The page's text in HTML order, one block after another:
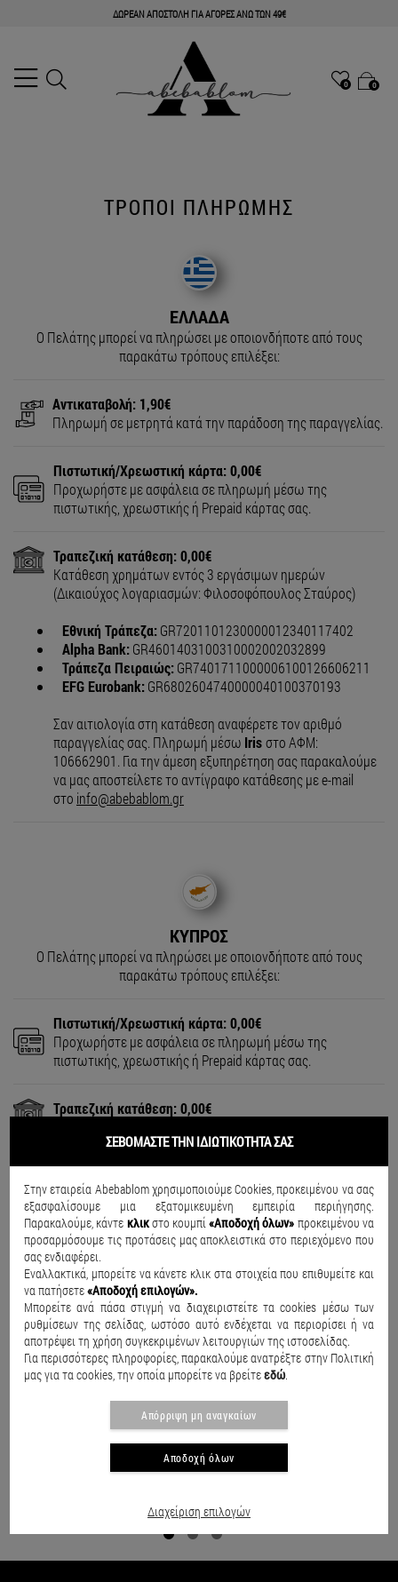
ΔΩΡΕΑΝ ΑΠΟΣΤΟΛΗ ΓΙΑ ΑΓΟΡΕΣ ΑΝΩ ΤΩΝ 49€
0 0
ΤΡΌΠΟΙ ΠΛΗΡΩΜΉΣ
ΕΛΛΑΔΑ
Ο Πελάτης μπορεί να πληρώσει με οποιονδήποτε από τους
παρακάτω τρόπους επιλέξει:
Αντικαταβολή: 1,90€
Πληρωμή σε μετρητά κατά την παράδοση της παραγγελίας.
Πιστωτική/Χρεωστική κάρτα: 0,00€
Προχωρήστε με ασφάλεια σε πληρωμή μέσω της
πιστωτικής, χρεωστικής ή Prepaid κάρτας σας.
Τραπεζική κατάθεση: 0,00€
Κατάθεση χρημάτων εντός 3 εργάσιμων ημερών
(Δικαιούχος λογαριασμών: Φιλοσοφόπουλος Σταύρος)
Εθνική Τράπεζα:GR7201101230000012340117402
Alpha Bank:GR4601403100310002002032899
Τράπεζα Πειραιώς:GR7401711000006100126606211
EFG Eurobank:GR6802604740000040100370193
Σαν αιτιολογία στη κατάθεση αναφέρετε τον αριθμό
παραγγελίας σας. Πληρωμή μέσω Irisστο ΑΦΜ:
106662901. Για την άμεση εξυπηρέτηση σας παρακαλούμε
να μας αποστείλετε το αντίγραφο κατάθεσης με e-mail
στο info@abebablom.gr
ΚΥΠΡΟΣ
Ο Πελάτης μπορεί να πληρώσει με οποιονδήποτε από τους
παρακάτω τρόπους επιλέξει:
Πιστωτική/Χρεωστική κάρτα: 0,00€
Προχωρήστε με ασφάλεια σε πληρωμή μέσω της
πιστωτικής, χρεωστικής ή Prepaid κάρτας σας.
Τραπεζική κατάθεση: 0,00€
(Δικαιούχος λογαριασμών: Φιλοσοφόπουλος Σταύρος)
Εθνική Τράπεζα:GR7201101230000012340117402
Alpha Bank:GR4601403100310002002032899
Τράπεζα Πειραιώς:GR7401711000006100126606211
EFG Eurobank:GR6802604740000040100370193
Σαν αιτιολογία στη κατάθεση αναφέρετε τον αριθμό
παραγγελίας σας. Πληρωμή μέσω
106662901. Για την άμεση εξυπηρέτηση σας παρακαλούμε
να μας αποστείλετε το αντίγραφο κατάθεσης με e-mail
στοinfo@abebablom.gr
ΔΩΡΕΑΝ ΑΠΟΣΤΟΛΗ ΓΙΑ ΑΓΟΡΕΣ
ΣΕΒΟΜΑΣΤΕ ΤΗΝ ΙΔΙΩΤΙΚΟΤΗΤΑ ΣΑΣ
Στην εταιρεία Abebablom χρησιμοποιούμε Cookies, προκειμένου να σας
εξασφαλίσουμε μια εξατομικευμένη εμπειρία περιήγησης.
Παρακαλούμε, κάντε κλικστο κουμπί«Αποδοχή όλων» προκειμένου να
προσαρμόσουμε τις προτάσεις μας αποκλειστικά στο περιεχόμενο που
σας ενδιαφέρει.
Εναλλακτικά, μπορείτε να κάνετε κλικ στα στοιχεία που επιθυμείτε και
να πατήσετε«Αποδοχή επιλογών».
Μπορείτε ανά πάσα στιγμή να διαχειριστείτε τα cookies μέσω των
ρυθμίσεων της σελίδας, ωστόσο αυτό ενδέχεται να περιορίσει ή να
αποτρέψει τη χρήση συγκεκριμένων λειτουργιών της ιστοσελίδας.
Για περισσότερες πληροφορίες, παρακαλούμε ανατρέξτε στην Πολιτική
μας για τα cookies, την οποία μπορείτε να βρείτεεδώ.
Απόρριψη μη αναγκαίων
Αποδοχή όλων
Διαχείριση επιλογών